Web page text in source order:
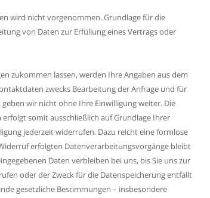
wird nicht vorgenommen. Grundlage für die
von Daten zur Erfüllung eines Vertrags oder
zukommen lassen, werden Ihre Angaben aus dem
zwecks Bearbeitung der Anfrage und für
wir nicht ohne Ihre Einwilligung weiter. Die
somit ausschließlich auf Grundlage Ihrer
jederzeit widerrufen. Dazu reicht eine formlose
erfolgten Datenverarbeitungsvorgänge bleibt
Daten verbleiben bei uns, bis Sie uns zur
oder der Zweck für die Datenspeicherung entfällt
gesetzliche Bestimmungen – insbesondere